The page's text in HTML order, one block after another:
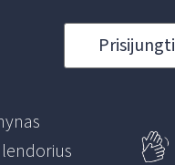
Prisijungti